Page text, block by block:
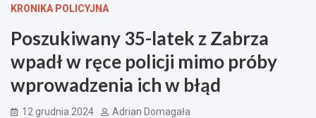
KRONIKA POLICYJNA
Poszukiwany 35-latek z Zabrza
wpadł w ręce policji mimo próby
wprowadzenia ich w błąd
12 grudnia 2024 Adrian Domagała